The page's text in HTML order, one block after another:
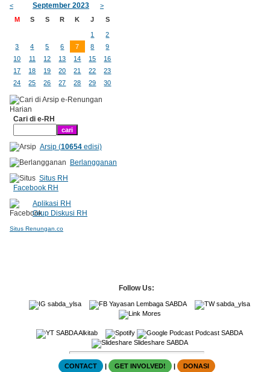
< September 2023
>
M
S S R K J S
1
2
3
4 5 6 7 8
9
10
11 12 13 14 15
16
17
18 19 20 21 22
23
24
25 26 27 28 29 30
Cari di e-RH
Arsip (10654edisi)
Berlangganan
Situs RH
Facebook RH
Aplikasi RH
Grup Diskusi RH
Situs Renungan.co
Follow Us:
sabda_ylsa Yayasan Lembaga SABDA
sabda_ylsa
Mores
SABDA Alkitab
Podcast SABDA
Slideshare SABDA
CONTACT | GET INVOLVED! | DONASI